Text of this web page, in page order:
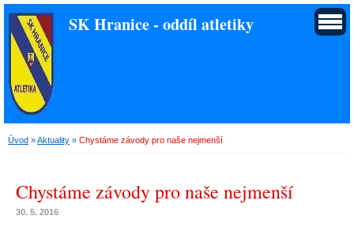
SK Hranice - oddíl atletiky
Úvod »Aktuality » Chystáme závody pro naše nejmenší
Chystáme závody pro naše nejmenší
30. 5. 2016